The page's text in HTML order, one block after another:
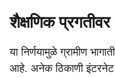
शैक्षणिक
या निर्णयामुळे ग्रामीण
आहे. अनेक ठिकाणी